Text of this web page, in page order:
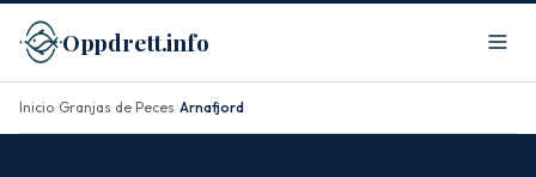
Oppdrett.info
Inicio/Granjas de Peces/Arnafjord